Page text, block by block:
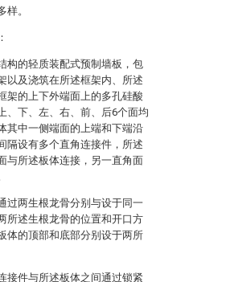
。
构的轻质装配式预制墙板，包
以及浇筑在所述框架内、所述
架的上下外端面上的多孔硅酸
、下、左、右、前、后6个面均
其中一侧端面的上端和下端沿
隔设有多个直角连接件，所述
与所述板体连接，另一直角面
过两生根龙骨分别与设于同一
所述生根龙骨的位置和开口方
体的顶部和底部分别设于两所
接件与所述板体之间通过锁紧